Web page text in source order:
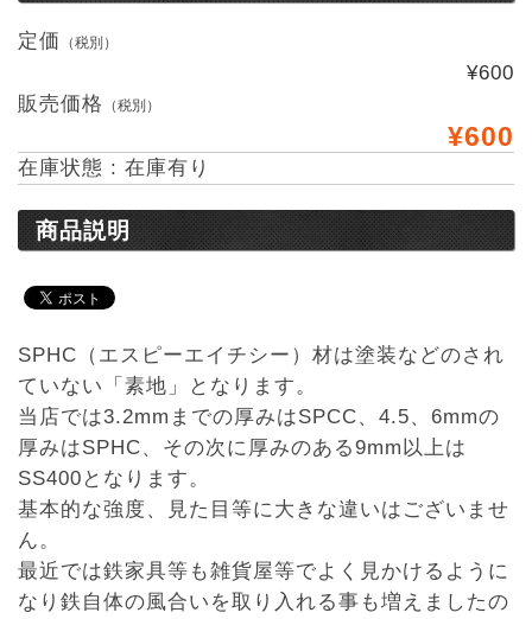
定価 （税別）
¥600
販売価格
（税別）
¥600
在庫状態 : 在庫有り
商品説明
SPHC（エスピーエイチシー）材は塗装などのされ
ていない「素地」となります。
当店では3.2mmまでの厚みはSPCC、4.5、6mmの
厚みはSPHC、その次に厚みのある9mm以上は
SS400となります。
基本的な強度、見た目等に大きな違いはございませ
ん。
最近では鉄家具等も雑貨屋等でよく見かけるように
なり鉄自体の風合いを取り入れる事も増えましたの